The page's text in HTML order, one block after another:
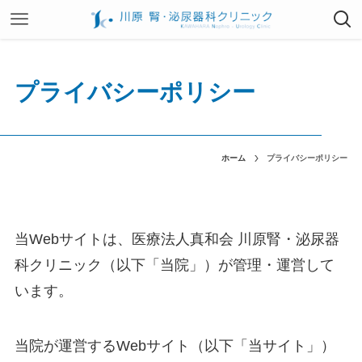
プライバシーポリシー
ホーム プライバシーポリシー
当Webサイトは、医療法人真和会 川原腎・泌尿器
科クリニック（以下「当院」）が管理・運営して
います。
当院が運営するWebサイト（以下「当サイト」）